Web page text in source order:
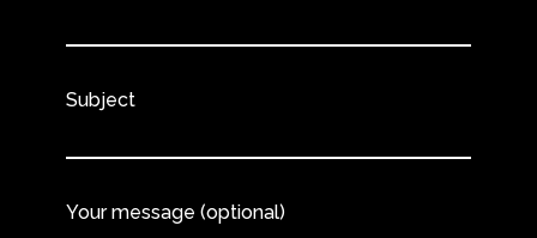
Subject
Your message (optional)